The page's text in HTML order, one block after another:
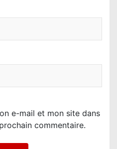
e-mail et mon site dans
commentaire.